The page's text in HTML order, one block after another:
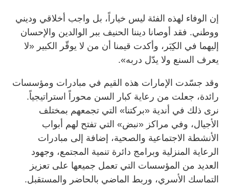
إن الوفاء لهذه الفئة ليس خياراً، بل واجب أخلاقي وديني
ووطني. فقد أوصانا ديننا الحنيف ببر الوالدين والإحسان
إليهما في الكِبَر، وأكدت قيمنا أن من لا يوقّر الكبير «لا
يعرف السنع ولا يدّل دربه».
وقد جسّدت الإمارات هذه القيم في مبادرات ومؤسسات
رائدة، جعلت من رعاية كبار السن محوراً استراتيجياً.
نرى ذلك في أندية «بركتنا» التي تجمعهم بمختلف
الأجيال، وفي مراكز «نبض» التي تفتح لهم أبواب
الأنشطة الاجتماعية والصحية، إضافة إلى مبادرات
الرعاية المنزلية وبرامج دائرة تنمية المجتمع، وجهود
العديد من المؤسسات التي تعمل جميعها على تعزيز
التماسك الأسري، وربط الماضي بالحاضر والمستقبل.